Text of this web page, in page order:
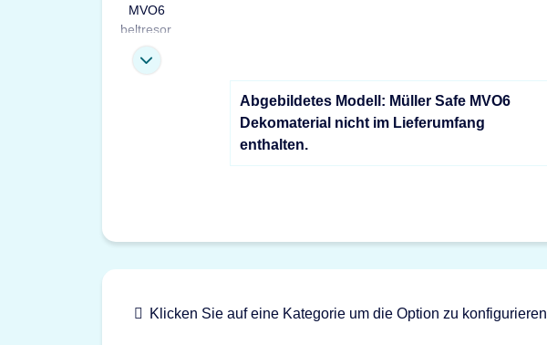
Abgebildetes Modell: Müller Safe MVO6
Dekomaterial nicht im Lieferumfang
enthalten.
Klicken Sie auf eine Kategorie um die Option zu konfigurieren